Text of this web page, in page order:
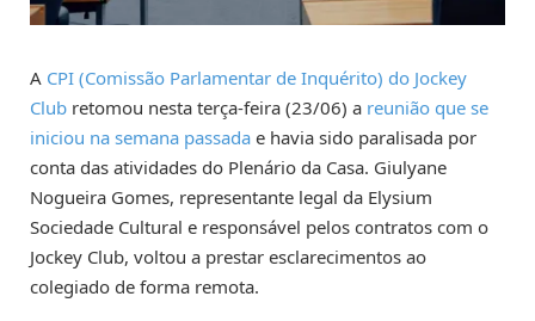
A CPI (Comissão Parlamentar de Inquérito) do Jockey
Club retomou nesta terça-feira (23/06) a reunião que se
iniciou na semana passada e havia sido paralisada por
conta das atividades do Plenário da Casa. Giulyane
Nogueira Gomes, representante legal da Elysium
Sociedade Cultural e responsável pelos contratos com o
Jockey Club, voltou a prestar esclarecimentos ao
colegiado de forma remota.